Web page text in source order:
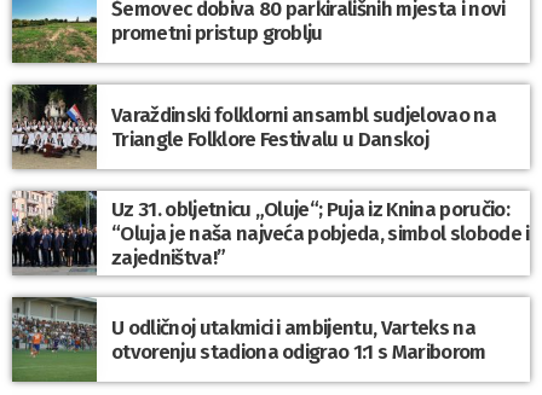
Šemovec dobiva 80 parkirališnih mjesta i novi
prometni pristup groblju
Varaždinski folklorni ansambl sudjelovao na
Triangle Folklore Festivalu u Danskoj
Uz 31. obljetnicu „Oluje“; Puja iz Knina poručio:
“Oluja je naša najveća pobjeda, simbol slobode i
zajedništva!”
U odličnoj utakmici i ambijentu, Varteks na
otvorenju stadiona odigrao 1:1 s Mariborom